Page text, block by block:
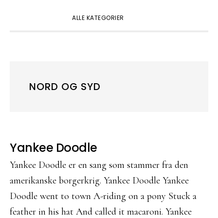
ALLE KATEGORIER
NORD OG SYD
Yankee Doodle
Yankee Doodle er en sang som stammer fra den
amerikanske borgerkrig. Yankee Doodle Yankee
Doodle went to town A-riding on a pony Stuck a
feather in his hat And called it macaroni. Yankee